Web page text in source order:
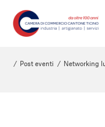
/ Post eventi / Networking